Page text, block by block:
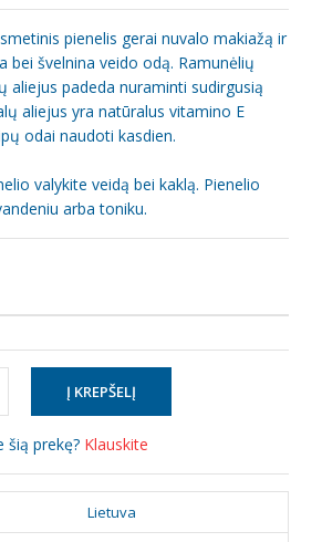
pienelis gerai nuvalo makiažą ir
bei švelnina veido odą. Ramunėlių
aliejus padeda nuraminti sudirgusią
aliejus yra natūralus vitamino E
odai naudoti kasdien.
valykite veidą bei kaklą. Pienelio
arba toniku.
šią prekę? Klauskite
Lietuva